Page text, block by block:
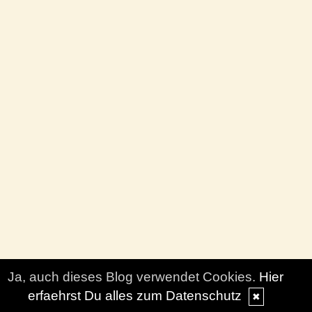
Ja, auch dieses Blog verwendet Cookies. Hier
erfaehrst Du alles zum Datenschutz
✖